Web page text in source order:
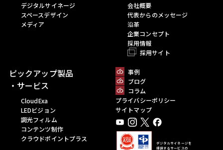
デジタルサイネージ
スペースデザイン
メディア
会社概要
代表からのメッセージ
沿革
企業コンセプト
採用情報
採用サイト
ピックアップ製品
・サービス
CloudExa
LEDビジョン
調光フィルム
コンテンツ制作
クラウドポイントプラス
事例
ブログ
コラム
プライバシーポリシー
サイトマップ
デジタルサイネージを
提供するサービスの